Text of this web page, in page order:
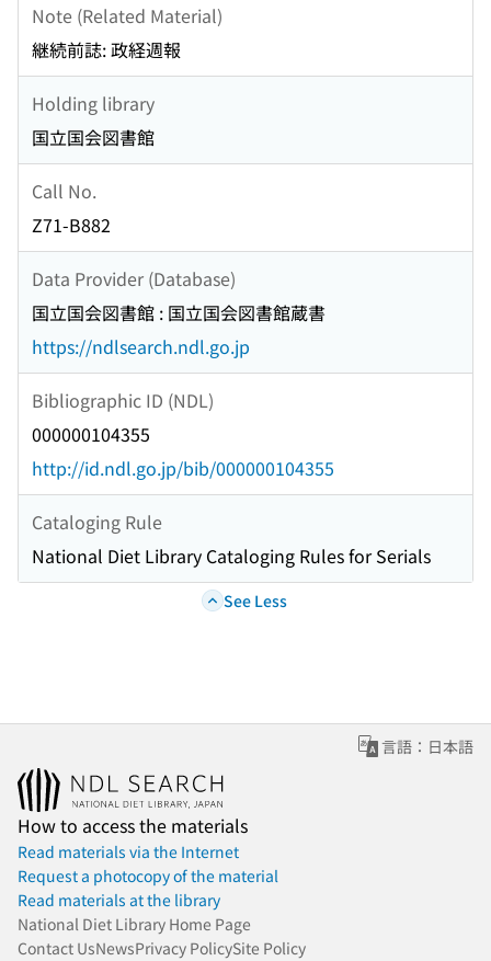
Note (Related Material)
継続前誌: 政経週報
Holding library
国立国会図書館
Call No.
Z71-B882
Data Provider (Database)
国立国会図書館 : 国立国会図書館蔵書
https://ndlsearch.ndl.go.jp
Bibliographic ID (NDL)
000000104355
http://id.ndl.go.jp/bib/000000104355
Cataloging Rule
National Diet Library Cataloging Rules for Serials
See Less
言語：日本語
How to access the materials
Read materials via the Internet
Request a photocopy of the material
Read materials at the library
National Diet Library Home Page
Contact UsNewsPrivacy PolicySite Policy